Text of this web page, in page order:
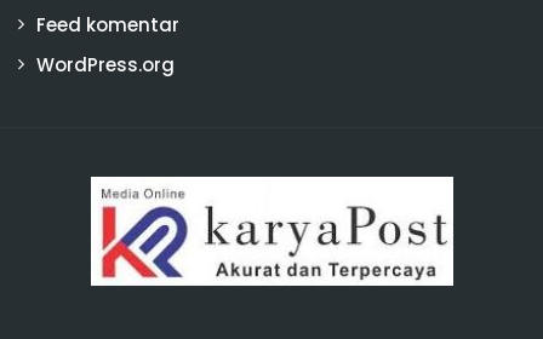
Feed komentar
WordPress.org